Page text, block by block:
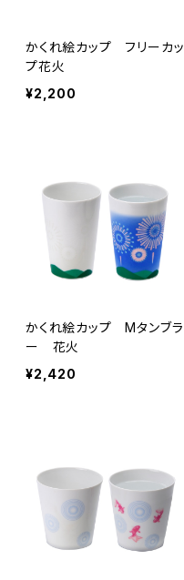
かくれ絵カップ フリーカッ
プ花火
¥2,200
かくれ絵カップ Mタンブラ
ー 花火
¥2,420